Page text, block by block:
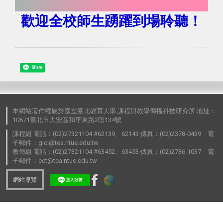
歡迎全校師生踴躍到場聆聽！
Share
本網站著作權屬於國立臺北教育大學 課程與教學傳播科技研究所 地址：
10671臺北市大安區和平東路2段134號
課程組 電話：(02)27321104 #62139、62143 傳真：(02)2378-0439 電
子郵件：gici@tea.ntue.edu.tw
教傳組 電話：(02)27321104 #63452、63453 傳真：(02)2736-1037 電
子郵件：ect@tea.ntue.edu.tw
網站導覽